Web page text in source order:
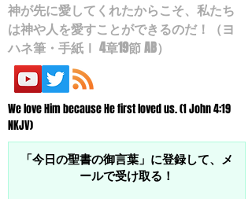
神が先に愛してくれたからこそ、私たち
は神や人を愛すことができるのだ！（ヨ
ハネ筆・手紙Ⅰ 4章19節 AB）
We love Him because He first loved us. (1 John 4:19
NKJV)
「今日の聖書の御言葉」に登録して、メ
ールで受け取る！